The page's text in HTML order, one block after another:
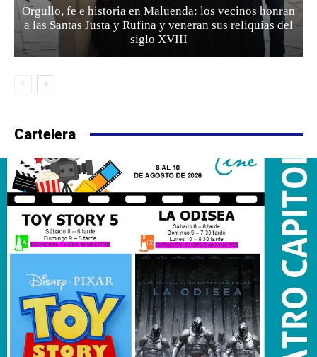
Orgullo, fe e historia en Maluenda: los vecinos honran
a las Santas Justa y Rufina y veneran sus reliquias del
siglo XVIII
Cartelera